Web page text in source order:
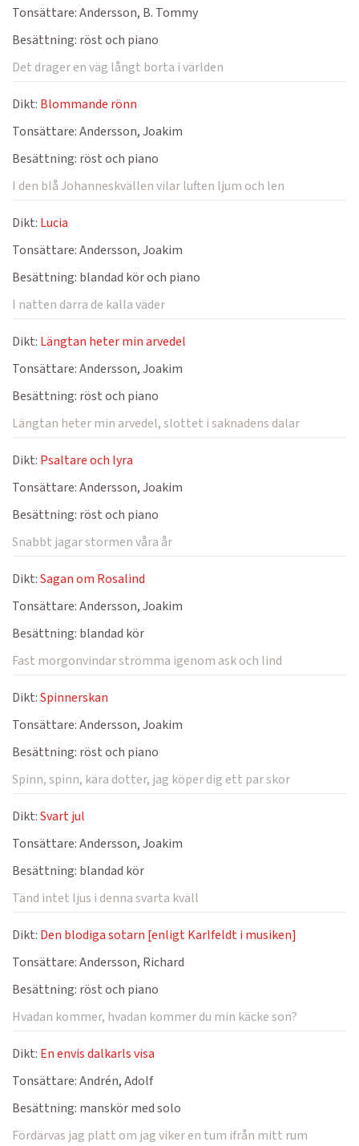
Tonsättare:Andersson, B. Tommy
Besättning: röst och piano
Det drager en väg långt borta i världen
Dikt: Blommande rönn
Tonsättare:Andersson, Joakim
Besättning: röst och piano
I den blå Johanneskvällen vilar luften ljum och len
Dikt: Lucia
Tonsättare:Andersson, Joakim
Besättning: blandad kör och piano
I natten darra de kalla väder
Dikt: Längtan heter min arvedel
Tonsättare:Andersson, Joakim
Besättning: röst och piano
Längtan heter min arvedel, slottet i saknadens dalar
Dikt: Psaltare och lyra
Tonsättare:Andersson, Joakim
Besättning: röst och piano
Snabbt jagar stormen våra år
Dikt:Sagan om Rosalind
Tonsättare:Andersson, Joakim
Besättning: blandad kör
Fast morgonvindar strömma igenom ask och lind
Dikt:Spinnerskan
Tonsättare:Andersson, Joakim
Besättning: röst och piano
Spinn, spinn, kära dotter, jag köper dig ett par skor
Dikt:Svart jul
Tonsättare:Andersson, Joakim
Besättning: blandad kör
Tänd intet ljus i denna svarta kväll
Dikt: Den blodiga sotarn [enligt Karlfeldt i musiken]
Tonsättare:Andersson, Richard
Besättning: röst och piano
Hvadan kommer, hvadan kommer du min käcke son?
Dikt: En envis dalkarls visa
Tonsättare:Andrén, Adolf
Besättning: manskör med solo
Fördärvas jag platt om jag viker en tum ifrån mitt rum